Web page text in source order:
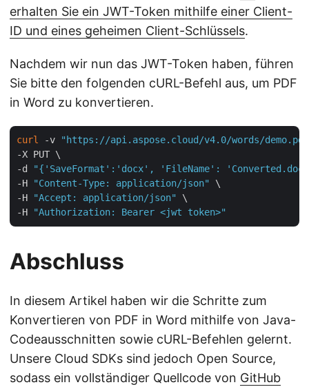
erhalten Sie ein JWT-Token mithilfe einer Client-
ID und eines geheimen Client-Schlüssels.
Nachdem wir nun das JWT-Token haben, führen
Sie bitte den folgenden cURL-Befehl aus, um PDF
in Word zu konvertieren.
curl -v
"https://api.aspose.cloud/v4.0/words/
-X PUT \
-d
"{'SaveFormat':'docx', 'FileName':
-H
"Content-Type: application/json"
\
-H
"Accept: application/json"
\
-H
"Authorization: Bearer <jwt token>"
Abschluss
In diesem Artikel haben wir die Schritte zum
Konvertieren von PDF in Word mithilfe von Java-
Codeausschnitten sowie cURL-Befehlen gelernt.
Unsere Cloud SDKs sind jedoch Open Source,
sodass ein vollständiger Quellcode von GitHub